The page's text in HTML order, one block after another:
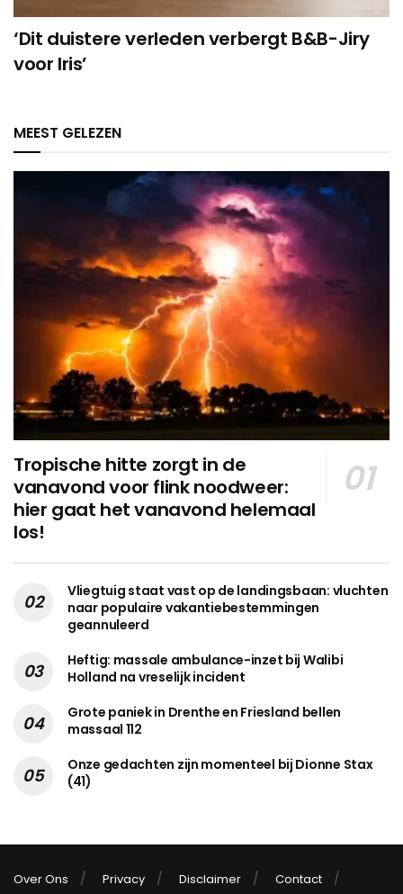
‘Dit duistere verleden verbergt B&B-Jiry
voor Iris’
MEEST GELEZEN
Tropische hitte zorgt in de
vanavond voor flink noodweer:
hier gaat het vanavond helemaal
los!
Vliegtuig staat vast op de landingsbaan: vluchten
naar populaire vakantiebestemmingen
geannuleerd
Heftig: massale ambulance-inzet bij Walibi
Holland na vreselijk incident
Grote paniek in Drenthe en Friesland bellen
massaal 112
Onze gedachten zijn momenteel bij Dionne Stax
(41)
Over Ons Privacy Disclaimer
Contact